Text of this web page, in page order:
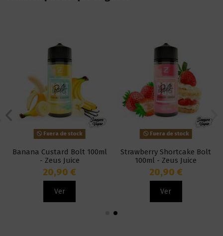
Fuera de stock
Banana Custard Bolt 100ml
- Zeus Juice
20,90 €
Ver
Fuera de stock
Strawberry Shortcake Bolt
100ml - Zeus Juice
20,90 €
Ver